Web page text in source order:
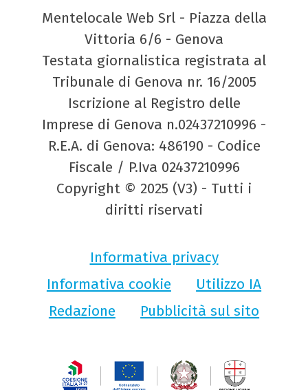
Mentelocale Web Srl - Piazza della
Vittoria 6/6 - Genova
Testata giornalistica registrata al
Tribunale di Genova nr. 16/2005
Iscrizione al Registro delle
Imprese di Genova n.02437210996 -
R.E.A. di Genova: 486190 - Codice
Fiscale / P.Iva 02437210996
Copyright © 2025 (V3) - Tutti i
diritti riservati
Informativa privacy
Informativa cookie
Utilizzo IA
Redazione
Pubblicità sul sito